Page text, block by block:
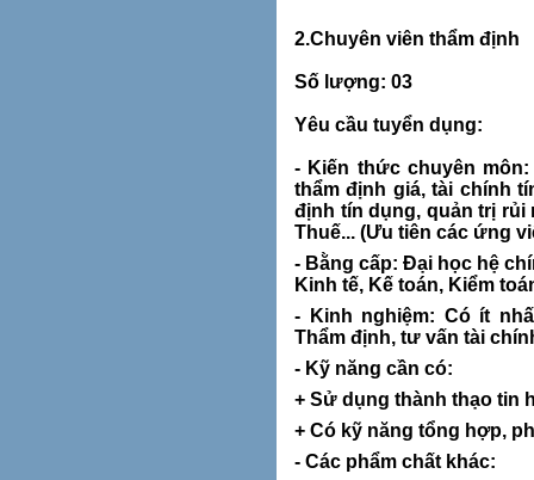
2.Chuyên viên thẩm định
Số lượng: 03
Yêu cầu tuyển dụng:
- Kiến thức chuyên
thẩm định giá, tài chính
định tín dụng, quản trị rủi
Thuế... (Ưu tiên các ứng
- Bằng cấp: Đại học hệ
Kinh tế, Kế toán, Kiểm
- Kinh nghiệm: Có ít
Thẩm định, tư vấn tài
- Kỹ năng cần có:
+ Sử dụng thành thạo tin
+ Có kỹ năng tổng hợp,
- Các phẩm chất khác: